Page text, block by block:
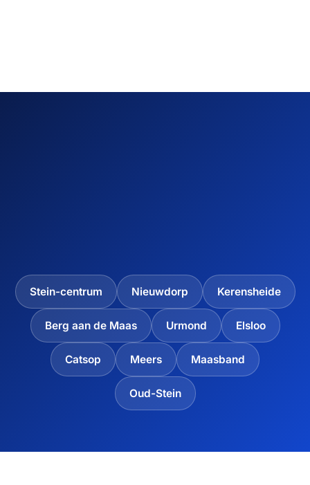
Stein-centrum Nieuwdorp Kerensheide
Berg aan de Maas Urmond Elsloo
Catsop Meers Maasband
Oud-Stein